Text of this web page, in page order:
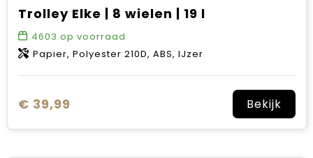
Trolley Elke | 8 wielen | 19 l
4603 op voorraad
Papier, Polyester 210D, ABS, IJzer
€ 39,99 Bekijk